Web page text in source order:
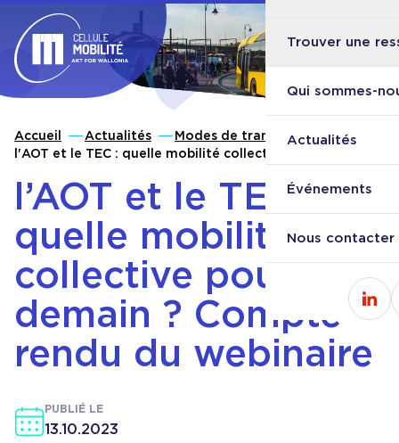
Retour à l'accueil
Trouver une
Qui sommes-
Actualités
Événements
Nous contacter
Accueil Actualités
Modes de transport
l'AOT et le TEC : quelle mobilité collective pour demain ?
l’AOT et le TEC :
quelle mobilité
collective pour
demain ? Compte-
rendu du webinaire
PUBLIÉ LE
13.10.2023